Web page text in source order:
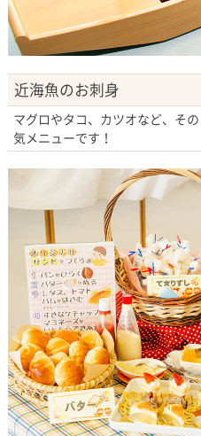
近海魚のお刺身
マグロやタコ、カツオなど、そ
気メニューです！